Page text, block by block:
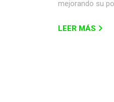
mejorando su
LEER MÁS